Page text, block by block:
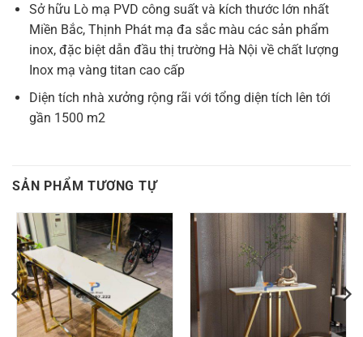
Sở hữu Lò mạ PVD công suất và kích thước lớn nhất
Miền Bắc, Thịnh Phát mạ đa sắc màu các sản phẩm
inox, đặc biệt dẫn đầu thị trường Hà Nội về chất lượng
Inox mạ vàng titan cao cấp
Diện tích nhà xưởng rộng rãi với tổng diện tích lên tới
gần 1500 m2
SẢN PHẨM TƯƠNG TỰ